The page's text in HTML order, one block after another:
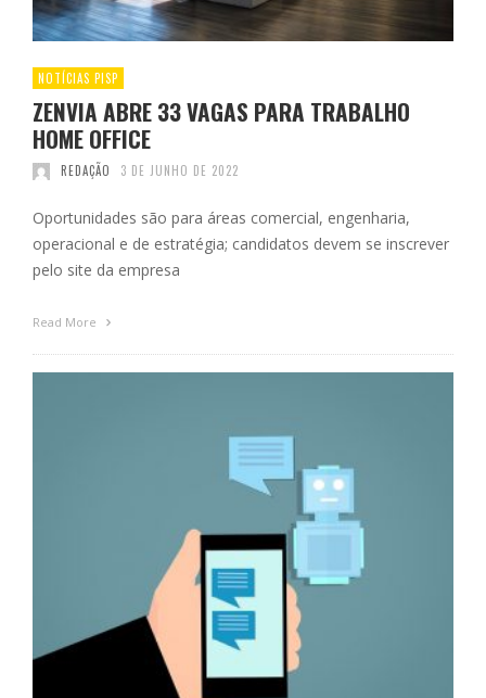
NOTÍCIAS PISP
ZENVIA ABRE 33 VAGAS PARA TRABALHO
HOME OFFICE
REDAÇÃO 3 DE JUNHO DE 2022
Oportunidades são para áreas comercial, engenharia,
operacional e de estratégia; candidatos devem se inscrever
pelo site da empresa
Read More